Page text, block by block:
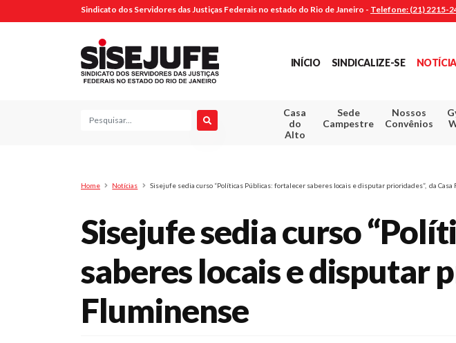
Sindicato dos Servidores das Justiças Federais no estado do Rio de Janeiro - Telefone: (21) 2215-
INÍCIO SINDICALIZE-SE
Pesquisa
Casa
do
Alto
Sede
Campestre
Nossos
Convênios
Home Notícias Sisejufe sedia curso “Políticas Públicas: fortalecer saberes locais e disputar prioridades”, da
Sisejufe sedia curso
saberes locais e disputar
Fluminense